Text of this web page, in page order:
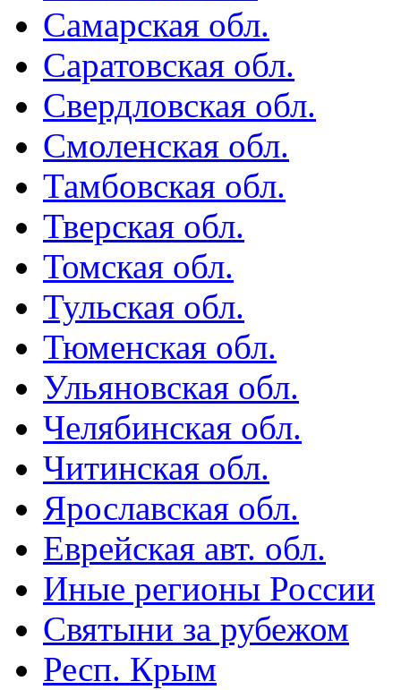
Самарская обл.
Саратовская обл.
Свердловская обл.
Смоленская обл.
Тамбовская обл.
Тверская обл.
Томская обл.
Тульская обл.
Тюменская обл.
Ульяновская обл.
Челябинская обл.
Читинская обл.
Ярославская обл.
Еврейская авт. обл.
Иные регионы России
Святыни за рубежом
Респ. Крым